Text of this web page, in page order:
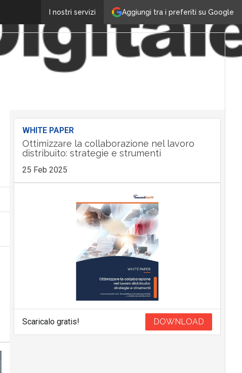
Aggiungi tra i preferiti su Google
I nostri servizi
WHITE PAPER
Ottimizzare la collaborazione nel lavoro
distribuito: strategie e strumenti
25 Feb 2025
Scaricalo gratis! DOWNLOAD